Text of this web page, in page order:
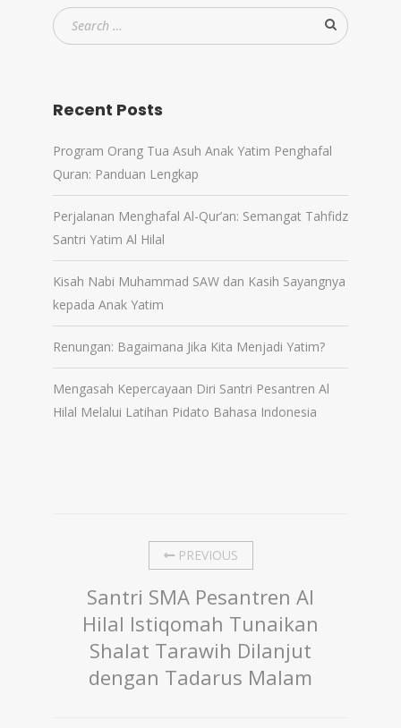
Recent Posts
Program Orang Tua Asuh Anak Yatim Penghafal
Quran: Panduan Lengkap
Perjalanan Menghafal Al-Qur’an: Semangat Tahfidz
Santri Yatim Al Hilal
Kisah Nabi Muhammad SAW dan Kasih Sayangnya
kepada Anak Yatim
Renungan: Bagaimana Jika Kita Menjadi Yatim?
Mengasah Kepercayaan Diri Santri Pesantren Al
Hilal Melalui Latihan Pidato Bahasa Indonesia
PREVIOUS
Santri SMA Pesantren Al
Hilal Istiqomah Tunaikan
Shalat Tarawih Dilanjut
dengan Tadarus Malam